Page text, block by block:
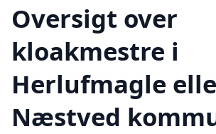
Oversigt over
kloakmestre i
Herlufmagle
Næstved